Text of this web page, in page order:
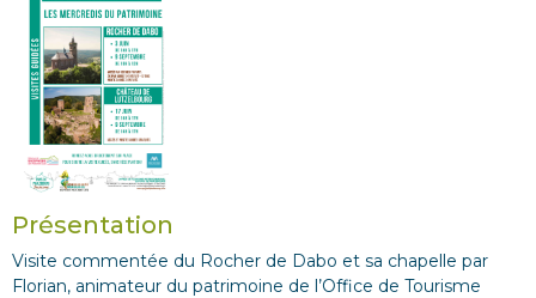
Présentation
Visite commentée du Rocher de Dabo et sa chapelle par
Florian, animateur du patrimoine de l’Office de Tourisme